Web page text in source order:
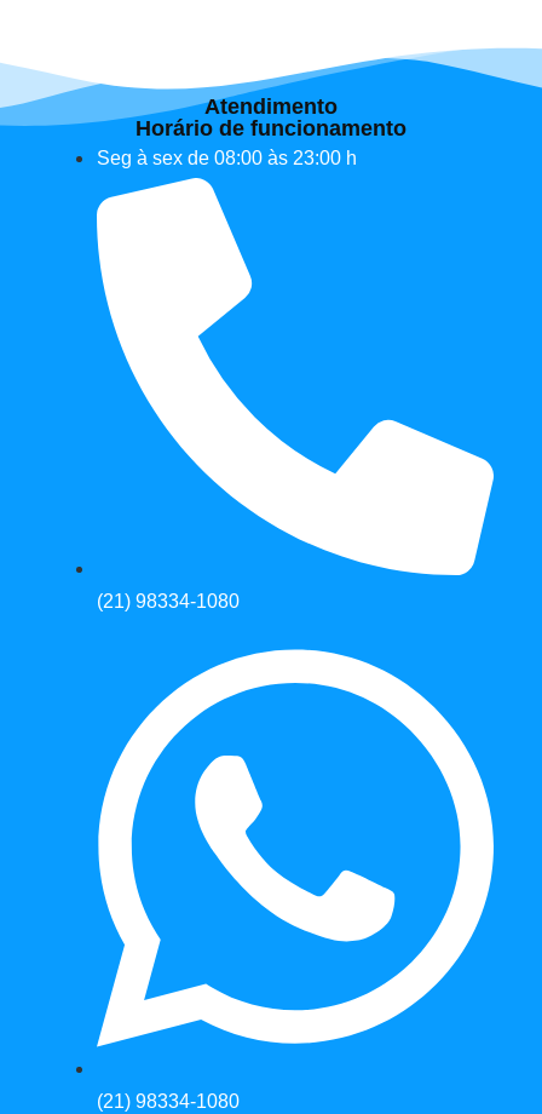
Atendimento
Horário de funcionamento
Seg à sex de 08:00 às 23:00 h
(21) 98334-1080
(21) 98334-1080